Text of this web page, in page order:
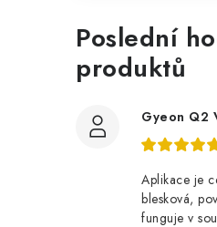
Poslední
produktů
Aplikace je
blesková,
funguje v